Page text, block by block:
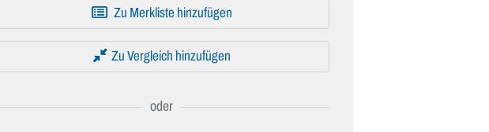
Zu Merkliste hinzufügen
Zu Vergleich hinzufügen